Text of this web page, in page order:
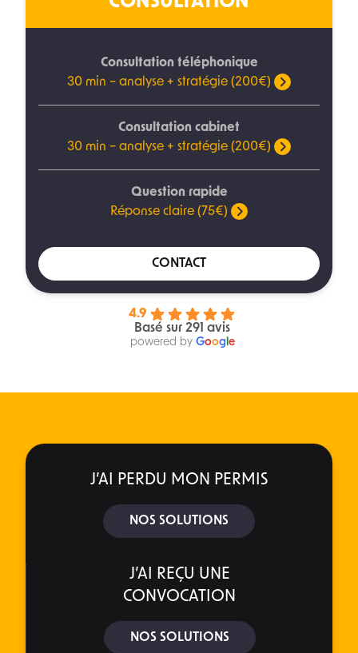
Consultation téléphonique
30 min – analyse + stratégie (200€)
Consultation cabinet
30 min – analyse + stratégie (200€)
Question rapide
Réponse claire (75€)
CONTACT
4.9
Basé sur 291 avis
powered by Googl e
J’AI PERDU MON PERMIS
NOS SOLUTIONS
J’AI REÇU UNE
CONVOCATION
NOS SOLUTIONS